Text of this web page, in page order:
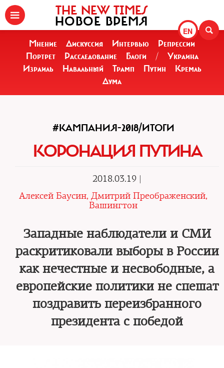
EN
THE NEW TIMES
НОВОЕ ВРЕМЯ
Мнение Дискуссия Интервью
Репрессии
Портрет
Расследование Блоги /
Украина
Израиль
Навальный Трамп Путин
Кремль
Дума
#КАМПАНИЯ-2018/ИТОГИ
КОРОНАЦИЯ ПУТИНА
2018.03.19 |
Алексей Баусин, Дмитрий Преображенский,
Вашингтон
Западные наблюдатели и СМИ
раскритиковали выборы в России
как нечестные и несвободные, а
европейские политики не спешат
поздравить переизбранного
президента с победой